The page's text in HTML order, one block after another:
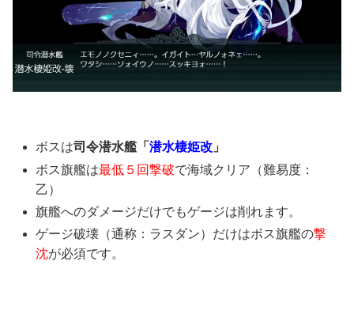
ボスは司令潜水艦「潜水棲姫改 」
ボス旗艦は最低５回撃破で海域クリア（難易度：
乙）
旗艦へのダメージだけでもゲージは削れます。
ゲージ破壊（通称：ラスダン）だけはボス旗艦の撃
沈が必須です。